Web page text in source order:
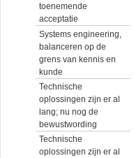
toenemende
acceptatie
Systems engineering,
balanceren op de
grens van kennis en
kunde
Technische
oplossingen zijn er al
lang; nu nog de
bewustwording
Technische
oplossingen zijn er al